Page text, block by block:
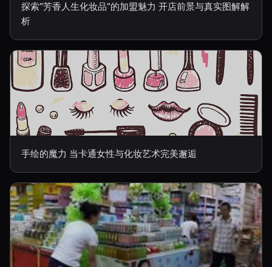
探索“芳香人生化妆品”的加盟魅力 开店前景与真实图解解
析
手绘的魔力 当卡通女性与化妆艺术完美邂逅